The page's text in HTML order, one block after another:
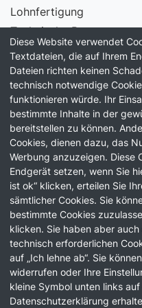
Lohnfertigung
Technische Beratung
Laborservice
Information
Unternehmen
Qualität
Karriere
News
News
Blog
Impressum
Diese Website verwendet
Textdateien, die auf Ihrem
Dateien richten keinen
technisch notwendige
funktionieren würde. Ihr
bestimmte Inhalte in der
bereitstellen zu können.
Cookies, dienen dazu, das
Werbung anzuzeigen. Diese
Endgerät setzen, wenn Sie
ist ok“ klicken, erteilen Sie
sämtlicher Cookies. Sie
bestimmte Cookies
klicken. Sie haben aber
technisch erforderlichen
auf „Ich lehne ab“. Sie
widerrufen oder Ihre
kleine Symbol unten links
Datenschutzerklärung